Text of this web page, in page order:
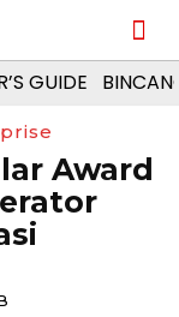
GUIDE
Award